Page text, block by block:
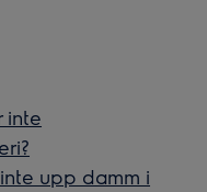
inte
upp damm i